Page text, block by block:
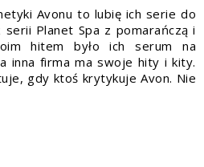
Avonu to lubię ich serie do
Planet Spa z pomarańczą i
hitem było ich serum na
inna firma ma swoje hity i kity.
gdy ktoś krytykuje Avon. Nie